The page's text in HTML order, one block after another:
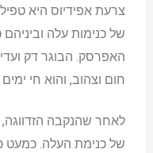
צרעת אפידיוס היא
של כנימות עלה
חום וצהוב, והוא חי
לאחר שהנקבה
של כנימת העלה. כמעט